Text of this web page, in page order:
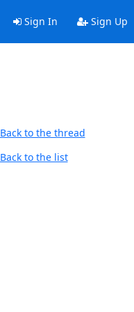
Sign In Sign Up
Back to the thread
Back to the list